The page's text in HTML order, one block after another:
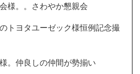
様。。さわやか懇親会
トヨタユーゼック様恒例記念撮
。仲良しの仲間が勢揃い